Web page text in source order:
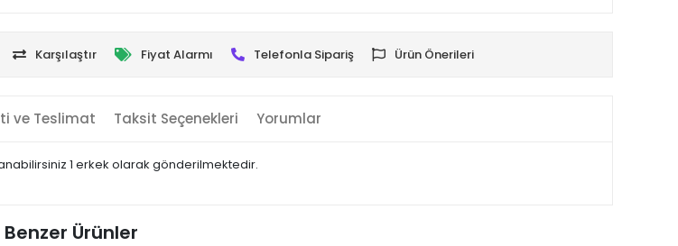
Karşılaştır Fiyat Alarmı Telefonla Sipariş Ürün Önerileri
ve Teslimat Taksit Seçenekleri Yorumlar
1 erkek olarak gönderilmektedir.
Benzer Ürünler